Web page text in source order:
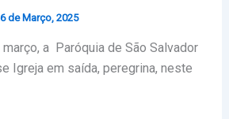
de Março, 2025
a Paróquia de São Salvador
Igreja em saída, peregrina, neste